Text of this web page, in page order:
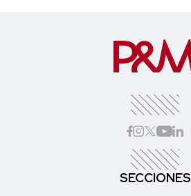
SECCIONES